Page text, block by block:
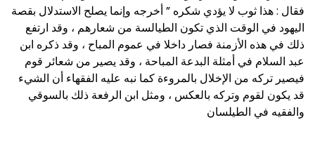
فقال : هذا ثوب لا يؤدي شكره ” أخرجه وإنما يصلح الاستدلال بقصة
اليهود في الوقت الذي تكون الطيالسة من شعارهم ، وقد ارتفع
ذلك في هذه الأزمنة فصار داخلا في عموم المباح ، وقد ذكره ابن
عبد السلام في أمثلة البدعة المباحة ، وقد يصير من شعائر قوم
فيصير تركه من الإخلال بالمروءة كما نبه عليه الفقهاء أن الشيء
قد يكون لقوم وتركه بالعكس ، ومثل ابن الرفعة ذلك بالسوقي
والفقيه في الطيلسان